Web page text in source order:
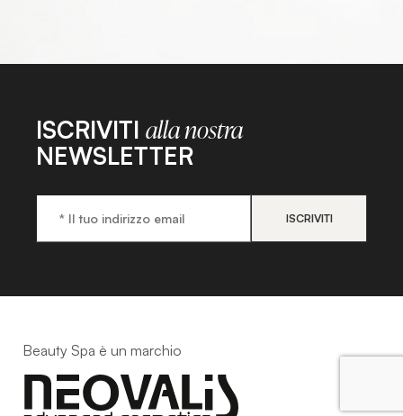
ISCRIVITI alla nostra
NEWSLETTER
Beauty Spa è un marchio